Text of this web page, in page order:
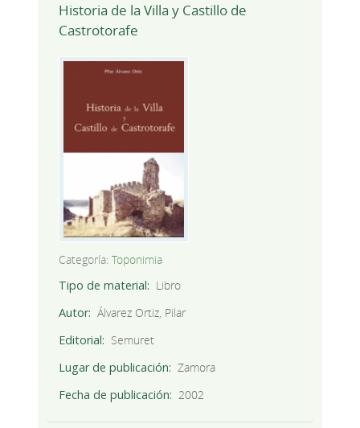
Historia de la Villa y Castillo de
Castrotorafe
Categoría: Toponimia
Tipo de material
Libro
Autor
Álvarez Ortiz, Pilar
Editorial
Semuret
Lugar de publicación
Zamora
Fecha de publicación
2002